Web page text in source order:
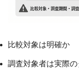
比較対象は明確か
調査対象者は実際